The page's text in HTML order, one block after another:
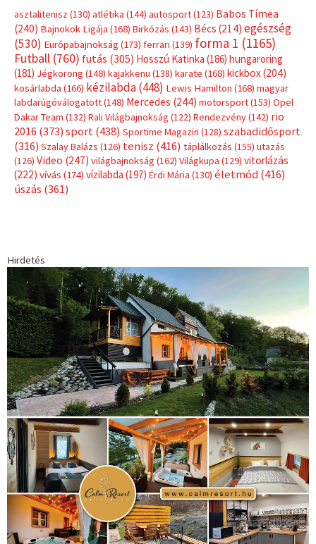
asztalitenisz (130) atlétika (144) autosport(123) Babos Tímea
(240) Bajnokok Ligája (168) Birkózás (143) Bécs (214) egészség
(530) Európabajnokság (173) ferrari (139) forma 1 (1165)
Futball (760) futás (305) Hosszú Katinka (186) hungaroring
(181) Jégkorong (148) kajakkenu (138) karate (168) kickbox(204)
kosárlabda (166) kézilabda(448) Lewis Hamilton (168) magyar
labdarúgóválogatott(148) Mercedes (244) motorsport(153) Opel
Dakar Team (132) Rali Világbajnokság (122) Rendezvény(142) rio
2016 (373) sport(438) Sportime Magazin (128) szabadidősport
(316) Szalay Balázs (126) tenisz (416) táplálkozás (155) utazás
(126) Video (247) világbajnokság (162) Világkupa (129) vitorlázás
(222) vívás (174) vízilabda (197) Érdi Mária (130) életmód(416)
úszás (361)
Hirdetés